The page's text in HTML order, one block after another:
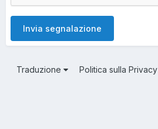
Invia segnalazione
Traduzione Politica sulla Privacy